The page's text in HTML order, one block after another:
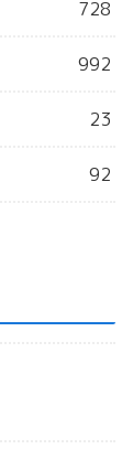
728
992
23
92